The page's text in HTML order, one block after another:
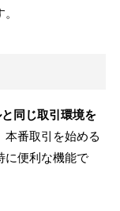
同じ取引環境を
本番取引を始める
に便利な機能で